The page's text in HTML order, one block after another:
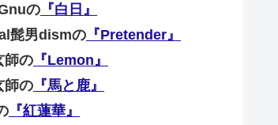
の 『白日』
髭男dismの 『Pretender』
師の 『Lemon』
師の 『馬と鹿』
『紅蓮華』